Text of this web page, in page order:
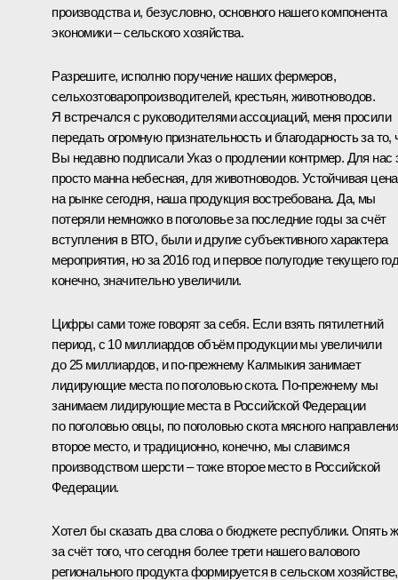
производства и, безусловно, основного нашего компонента
экономики – сельского хозяйства.
Разрешите, исполню поручение наших фермеров,
сельхозтоваропроизводителей, крестьян, животноводов.
Я встречался с руководителями ассоциаций, меня просили
передать огромную признательность и благодарность за то,
Вы недавно подписали Указ о продлении контрмер. Для нас
просто манна небесная, для животноводов. Устойчивая цена
на рынке сегодня, наша продукция востребована. Да, мы
потеряли немножко в поголовье за последние годы за счёт
вступления в ВТО, были и другие субъективного характера
мероприятия, но за 2016 год и первое полугодие текущего
конечно, значительно увеличили.
Цифры сами тоже говорят за себя. Если взять пятилетний
период, с 10 миллиардов объём продукции мы увеличили
до 25 миллиардов, и по‑прежнему Калмыкия занимает
лидирующие места по поголовью скота. По‑прежнему мы
занимаем лидирующие места в Российской Федерации
по поголовью овцы, по поголовью скота мясного
второе место, и традиционно, конечно, мы славимся
производством шерсти – тоже второе место в Российской
Федерации.
Хотел бы сказать два слова о бюджете республики. Опять
за счёт того, что сегодня более трети нашего валового
регионального продукта формируется в сельском хозяйстве,